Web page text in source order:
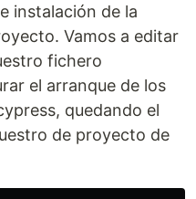
instalación de la
Vamos a editar
fichero
el arranque de los
quedando el
de proyecto de